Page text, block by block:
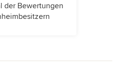
der Bewertungen